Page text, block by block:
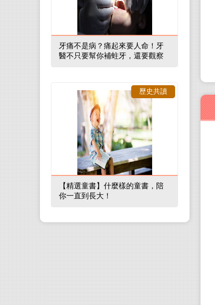
牙痛不是病？痛起來要人命！牙
醫不只要幫你補蛀牙，還要觀察
【精選童書】什麼樣的童書，陪
你一直到長大！
歷史共讀